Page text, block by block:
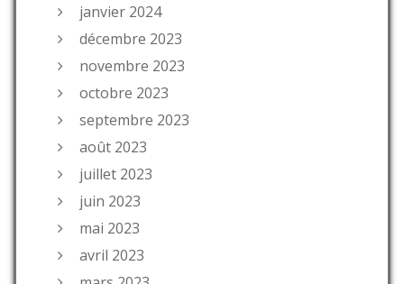
janvier 2024
décembre 2023
novembre 2023
octobre 2023
septembre 2023
août 2023
juillet 2023
juin 2023
mai 2023
avril 2023